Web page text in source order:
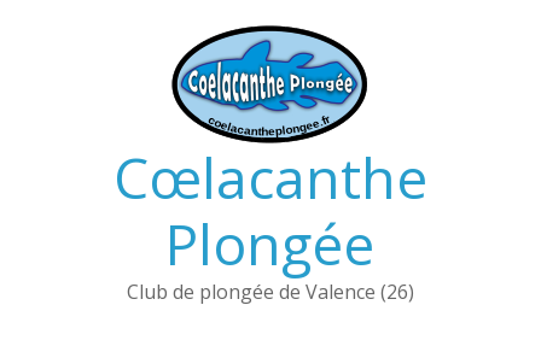
Cœlacanthe
Plongée
Club de plongée de Valence (26)